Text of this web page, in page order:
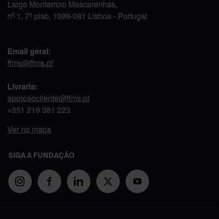
Largo Monterroio Mascarenhas,
nº 1, 7º piso, 1099-081 Lisboa - Portugal
Email geral:
ffms@ffms.pt
Livraria:
apoioaocliente@ffms.pt
+351 219 381 223
Ver no mapa
SIGA A FUNDAÇÃO